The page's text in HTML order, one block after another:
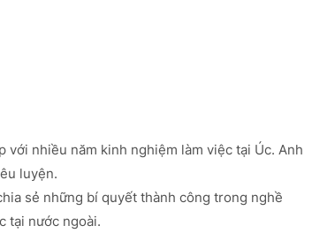
nhiều năm kinh nghiệm làm việc tại Úc. Anh
luyện.
sẻ những bí quyết thành công trong nghề
tại nước ngoài.